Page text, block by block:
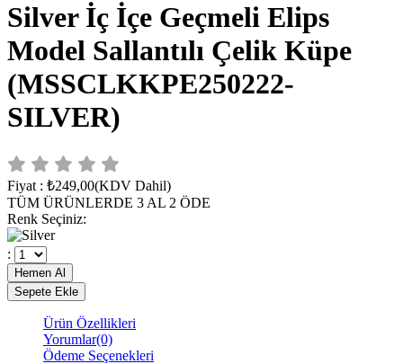
Silver İç İçe Geçmeli Elips
Model Sallantılı Çelik Küpe
(MSSCLKKPE250222-
SILVER)
Fiyat : ₺249,00(KDV Dahil)
TÜM ÜRÜNLERDE 3 AL 2 ÖDE
Renk Seçiniz:
:
Ürün Özellikleri
Yorumlar(0)
Ödeme Seçenekleri